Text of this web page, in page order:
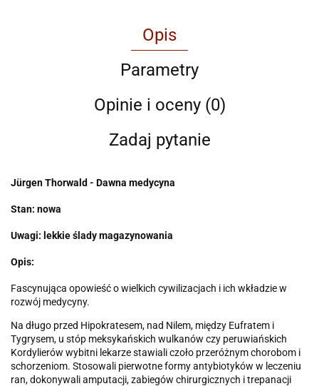
Opis
Parametry
Opinie i oceny (0)
Zadaj pytanie
Jürgen Thorwald - Dawna medycyna
Stan: nowa
Uwagi: lekkie ślady magazynowania
Opis:
Fascynująca opowieść o wielkich cywilizacjach i ich wkładzie w
rozwój medycyny.
Na długo przed Hipokratesem, nad Nilem, między Eufratem i
Tygrysem, u stóp meksykańskich wulkanów czy peruwiańskich
Kordylierów wybitni lekarze stawiali czoło przeróżnym chorobom i
schorzeniom. Stosowali pierwotne formy antybiotyków w leczeniu
ran, dokonywali amputacji, zabiegów chirurgicznych i trepanacji